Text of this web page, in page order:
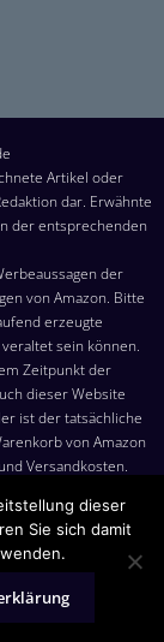
Artikel oder
dar. Erwähnte
der entsprechenden
der
von Amazon. Bitte
erzeugte
sein können.
Zeitpunkt der
dieser Website
ist der tatsächliche
von Amazon
Versandkosten.
Es gelten jedoch
Versandkosten.
jeweiligen Händler
dieser
Sie sich damit